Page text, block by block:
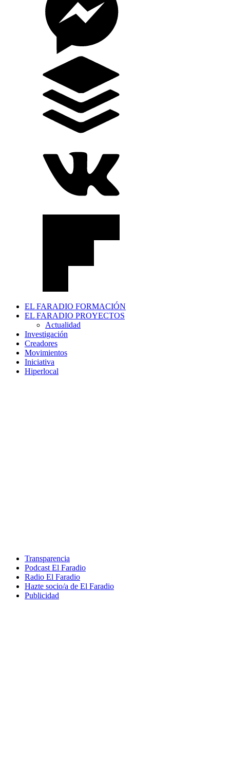
EL FARADIO FORMACIÓN
EL FARADIO PROYECTOS
Actualidad
Investigación
Creadores
Movimientos
Iniciativa
Hiperlocal
Transparencia
Podcast El Faradio
Radio El Faradio
Hazte socio/a de El Faradio
Publicidad